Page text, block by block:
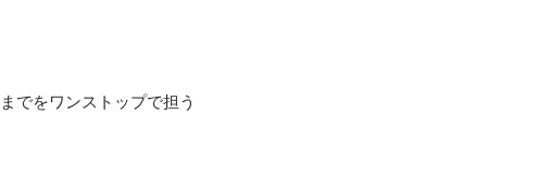
でをワンストップで担う